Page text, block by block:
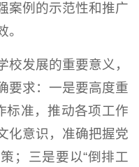
案例的示范性和推广
校发展的重要意义，
要求：一是要高度重
标准，推动各项工作
化意识，准确把握党
；三是要以“倒排工